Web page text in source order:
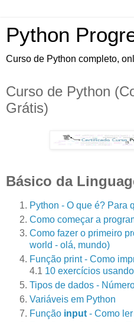
Python
Curso de Python completo,
Curso de Python
Grátis)
Básico da
Python - O que é? Para
Como começar a
Como fazer o primeiro
world - olá, mundo)
Função print - Como
4.1 10 exercícios
Tipos de dados -
Variáveis em Python
Função input - Como